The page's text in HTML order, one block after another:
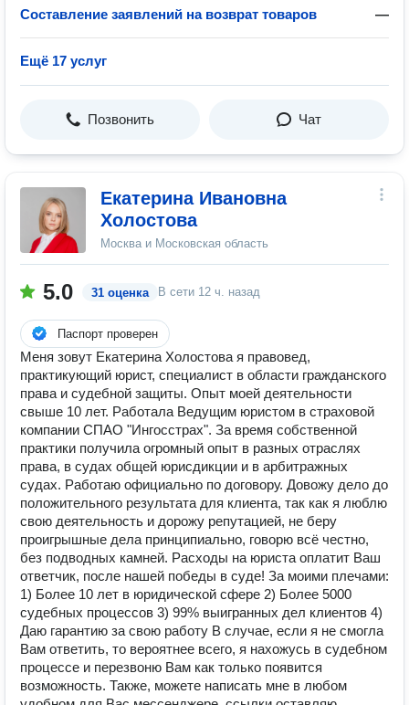
Составление заявлений на возврат товаров —
Ещё 17 услуг
Позвонить Чат
Екатерина Ивановна
Холостова
Москва и Московская область
5.0 31 оценка В сети 12 ч. назад
Паспорт проверен
Меня зовут Екатерина Холостова я правовед,
практикующий юрист, специалист в области гражданского
права и судебной защиты. Опыт моей деятельности
свыше 10 лет. Работала Ведущим юристом в страховой
компании СПАО "Ингосстрах". За время собственной
практики получила огромный опыт в разных отраслях
права, в судах общей юрисдикции и в арбитражных
судах. Работаю официально по договору. Довожу дело до
положительного результата для клиента, так как я люблю
свою деятельность и дорожу репутацией, не беру
проигрышные дела принципиально, говорю всё честно,
без подводных камней. Расходы на юриста оплатит Ваш
ответчик, после нашей победы в суде! За моими плечами:
1) Более 10 лет в юридической сфере 2) Более 5000
судебных процессов 3) 99% выигранных дел клиентов 4)
Даю гарантию за свою работу В случае, если я не смогла
Вам ответить, то вероятнее всего, я нахожусь в судебном
процессе и перезвоню Вам как только появится
возможность. Также, можете написать мне в любом